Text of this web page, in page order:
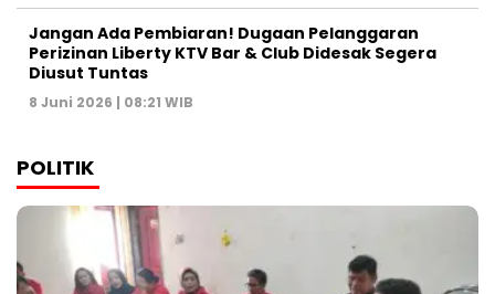
Jangan Ada Pembiaran! Dugaan Pelanggaran
Perizinan Liberty KTV Bar & Club Didesak Segera
Diusut Tuntas
8 Juni 2026 | 08:21 WIB
POLITIK